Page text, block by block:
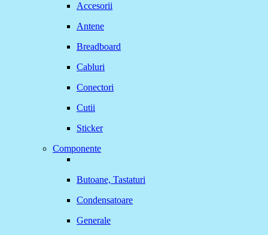
Accesorii
Antene
Breadboard
Cabluri
Conectori
Cutii
Sticker
Componente
Butoane, Tastaturi
Condensatoare
Generale